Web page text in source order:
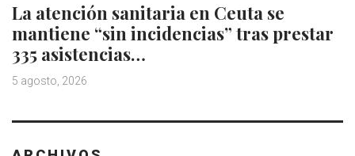
La atención sanitaria en Ceuta se
mantiene “sin incidencias” tras prestar
335 asistencias…
5 agosto, 2026